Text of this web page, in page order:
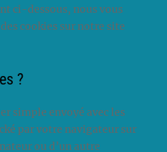
ci-dessous, nous vous
cookies sur notre site
?
simple envoyé avec les
par votre navigateur sur
ou d’un autre